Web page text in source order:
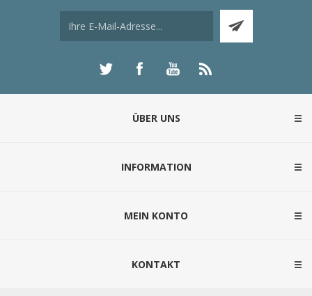
ÜBER UNS
INFORMATION
MEIN KONTO
KONTAKT